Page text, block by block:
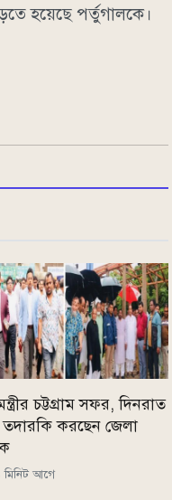
হয়েছে পর্তুগালকে।
চট্টগ্রাম সফর, দিনরাত
তদারকি করছেন জেলা
মিনিট আগে